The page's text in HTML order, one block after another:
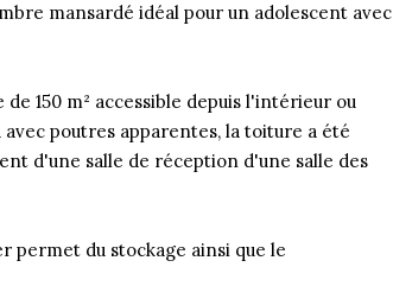
mansardé idéal pour un adolescent avec
150 m² accessible depuis l'intérieur ou
poutres apparentes, la toiture a été
d'une salle de réception d'une salle des
permet du stockage ainsi que le